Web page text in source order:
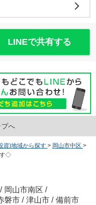
LINEで共有する
プへ
資)地域から探す > 岡山市中区 >
す◇
/ 岡山市南区 /
磐市 / 津山市 / 備前市